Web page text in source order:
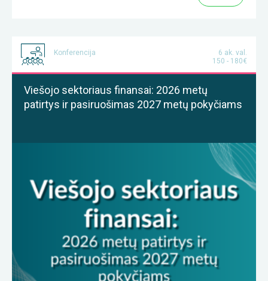
Konferencija
6 ak. val.
150 - 180€
Viešojo sektoriaus finansai: 2026 metų
patirtys ir pasiruošimas 2027 metų pokyčiams